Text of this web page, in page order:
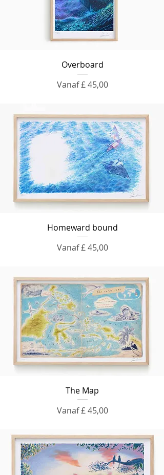
Overboard
Vanaf£ 45,00
Verkoopprijs
Homeward bound
Vanaf£ 45,00
Verkoopprijs
The Map
Vanaf£ 45,00
Verkoopprijs